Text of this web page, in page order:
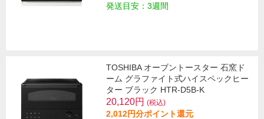
発送目安：3週間
TOSHIBA オーブントースター 石窯ド
ーム グラファイト式ハイスペックヒー
ター ブラック HTR-D5B-K
20,120円 (税込)
2,012円分ポイント還元